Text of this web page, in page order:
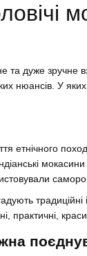
дуже зручне
нюансів. У
етнічного
традиційні
практичні,